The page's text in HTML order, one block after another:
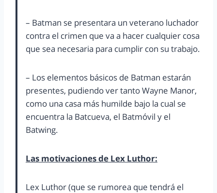
– Batman se presentara un veterano luchador
contra el crimen que va a hacer cualquier cosa
que sea necesaria para cumplir con su trabajo.
– Los elementos básicos de Batman estarán
presentes, pudiendo ver tanto Wayne Manor,
como una casa más humilde bajo la cual se
encuentra la Batcueva, el Batmóvil y el
Batwing.
Las motivaciones de Lex Luthor:
Lex Luthor (que se rumorea que tendrá el